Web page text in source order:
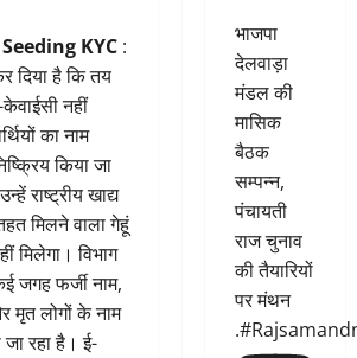
KYC :
दिया है कि तय
नहीं
का नाम
किया जा
राष्ट्रीय खाद्य
मिलने वाला गेहूं
मिलेगा। विभाग
जगह फर्जी नाम,
मृत लोगों के नाम
जा रहा है। ई-
भाजपा
देलवाड़ा
मंडल की
मासिक
बैठक
सम्पन्न,
पंचायती
राज चुनाव
की तैयारियों
पर मंथन